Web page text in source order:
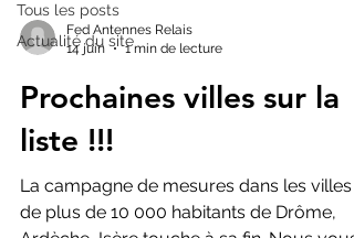
Tous les posts
Actualité du site
Fed Antennes Relais
14 juin
1 min de lecture
Prochaines villes sur la
liste !!!
La campagne de mesures dans les villes
de plus de 10 000 habitants de Drôme,